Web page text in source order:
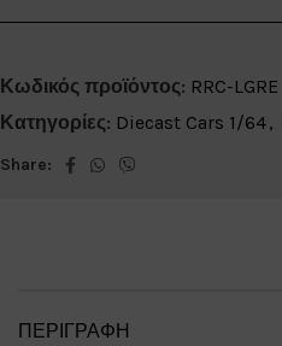
Κωδικός προϊόντος: RRC-LGRE
Κατηγορίες: Diecast Cars 1/64,
Share:
ΠΕΡΙΓΡΑΦΉ